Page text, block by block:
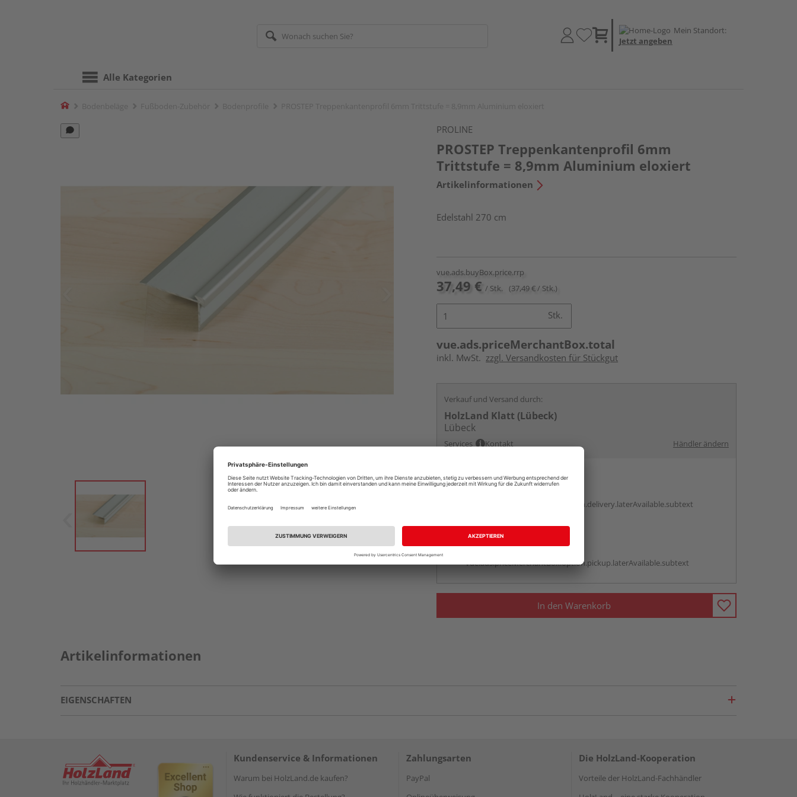
Mein Standort:
Jetzt angeben
Alle Kategorien
Home
PROLINE
PROSTEP Treppenkantenprofil 6mm
Trittstufe = 8,9mm Aluminium eloxiert
Artikelinformationen
Edelstahl 270 cm
vue.ads.buyBox.price.rrp
37,49 € / Stk. (37,49 € / Stk.)
Stk.
vue.ads.priceMerchantBox.total
inkl. MwSt. zzgl. Versandkosten für Stückgut
Verkauf und Versand durch:
HolzLand Klatt (Lübeck)
Lübeck
Services Kontakt Händler ändern
Online bestellen
vue.ads.priceMerchantBox.option.delivery.laterAvailable.subtext
Beim Händler abholen
vue.ads.priceMerchantBox.option.pickup.laterAvailable.subtext
In den Warenkorb
Artikelinformationen
EIGENSCHAFTEN
Kundenservice & Informationen
Warum bei HolzLand.de kaufen?
Zahlungsarten
PayPal
Die HolzLand-Kooperation
Vorteile der HolzLand-Fachhändler